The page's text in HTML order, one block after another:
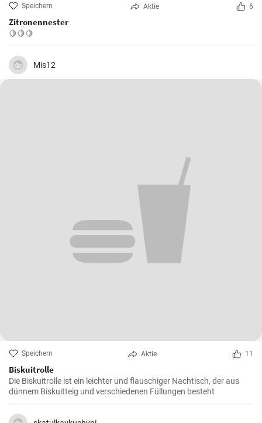
Speichern Aktie 6
Zitronennester
🍋🍋🍋
Mis12
Speichern Aktie 11
Biskuitrolle
Die Biskuitrolle ist ein leichter und flauschiger Nachtisch, der aus
dünnem Biskuitteig und verschiedenen Füllungen besteht